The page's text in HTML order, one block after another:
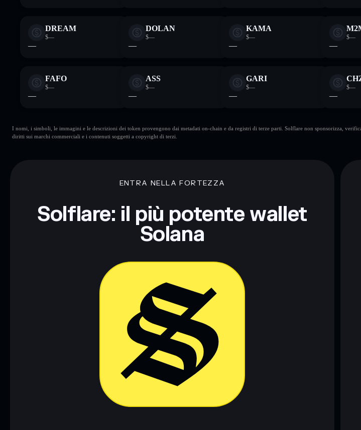
DREAM
$—
—
DOLAN
$—
—
KAMA
$—
—
$—
—
FAFO
$—
—
ASS
$—
—
GARI
$—
—
$—
—
I nomi, i simboli, le immagini e le descrizioni dei token provengono dai metadati on-chain e da registri di terze parti. Solflare non sponsorizza,
diritti sui marchi commerciali e i contenuti soggetti a copyright di terzi.
ENTRA NELLA FORTEZZA
Solflare: il più potente wallet
Solana